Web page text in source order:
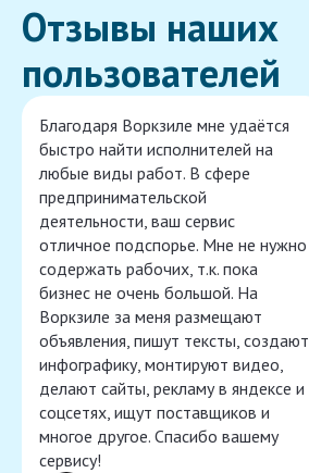
Отзывы наших
пользователей
Благодаря Воркзиле мне удаётся
быстро найти исполнителей на
любые виды работ. В сфере
предпринимательской
деятельности, ваш сервис
отличное подспорье. Мне не нужно
содержать рабочих, т.к. пока
бизнес не очень большой. На
Воркзиле за меня размещают
объявления, пишут тексты, создают
инфографику, монтируют видео,
делают сайты, рекламу в яндексе и
соцсетях, ищут поставщиков и
многое другое. Спасибо вашему
сервису!